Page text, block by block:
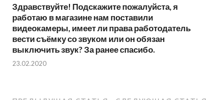
Здравствуйте! Подскажите пожалуйста, я
работаю в магазине нам поставили
видеокамеры, имеет ли права работодатель
вести съёмку со звуком или он обязан
выключить звук? За ранее спасибо.
23.02.2020